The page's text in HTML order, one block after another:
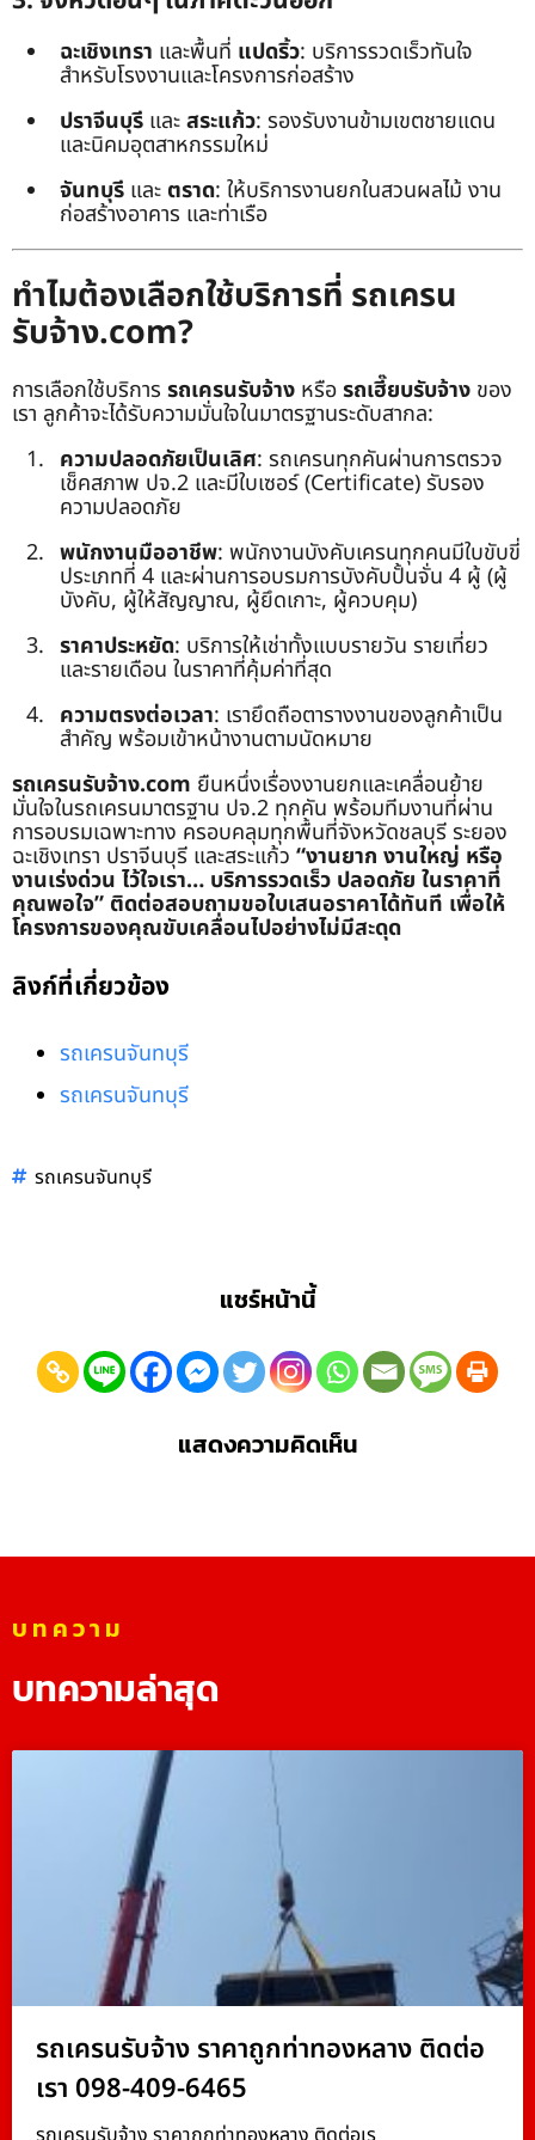
ฉะเชิงเทรา และพื้นที่ แปดริ้ว: บริการรวดเร็วทันใจ
สำหรับโรงงานและโครงการก่อสร้าง
ปราจีนบุรี และสระแก้ว: รองรับงานข้ามเขตชายแดน
และนิคมอุตสาหกรรมใหม่
จันทบุรี และ ตราด: ให้บริการงานยกในสวนผลไม้ งาน
ก่อสร้างอาคาร และท่าเรือ
ทำไมต้องเลือกใช้บริการที่ รถเครน
รับจ้าง.com?
การเลือกใช้บริการ รถเครนรับจ้าง หรือรถเฮี๊ยบรับจ้าง ของ
เรา ลูกค้าจะได้รับความมั่นใจในมาตรฐานระดับสากล:
ความปลอดภัยเป็นเลิศ: รถเครนทุกคันผ่านการตรวจ
เช็คสภาพ ปจ.2 และมีใบเซอร์ (Certificate) รับรอง
ความปลอดภัย
พนักงานมืออาชีพ: พนักงานบังคับเครนทุกคนมีใบขับขี่
ประเภทที่ 4 และผ่านการอบรมการบังคับปั้นจั่น 4 ผู้ (ผู้
บังคับ, ผู้ให้สัญญาณ, ผู้ยึดเกาะ, ผู้ควบคุม)
ราคาประหยัด: บริการให้เช่าทั้งแบบรายวัน รายเที่ยว
และรายเดือน ในราคาที่คุ้มค่าที่สุด
ความตรงต่อเวลา: เรายึดถือตารางงานของลูกค้าเป็น
สำคัญ พร้อมเข้าหน้างานตามนัดหมาย
รถเครนรับจ้าง.com ยืนหนึ่งเรื่องงานยกและเคลื่อนย้าย
มั่นใจในรถเครนมาตรฐาน ปจ.2 ทุกคัน พร้อมทีมงานที่ผ่าน
การอบรมเฉพาะทาง ครอบคลุมทุกพื้นที่จังหวัดชลบุรี ระยอง
ฉะเชิงเทรา ปราจีนบุรี และสระแก้ว “งานยาก งานใหญ่ หรือ
งานเร่งด่วน ไว้ใจเรา… บริการรวดเร็ว ปลอดภัย ในราคาที่
คุณพอใจ” ติดต่อสอบถามขอใบเสนอราคาได้ทันที เพื่อให้
โครงการของคุณขับเคลื่อนไปอย่างไม่มีสะดุด
ลิงก์ที่เกี่ยวข้อง
รถเครนจันทบุรี
รถเครนจันทบุรี
รถเครนจันทบุรี
แชร์หน้านี้
แสดงความคิดเห็น
บทความ
บทความล่าสุด
รถเครนรับจ้าง ราคาถูกท่าทองหลาง ติดต่อ
เรา 098-409-6465